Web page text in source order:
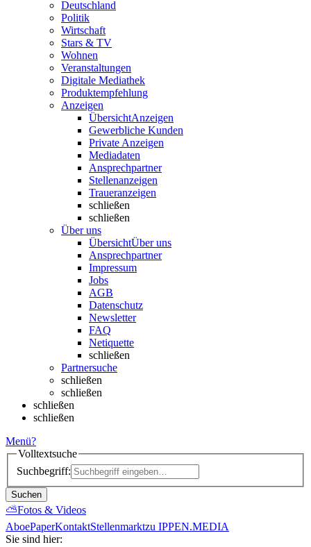
Deutschland
Politik
Wirtschaft
Stars & TV
Wohnen
Veranstaltungen
Digitale Mediathek
Produktempfehlung
Anzeigen
ÜbersichtAnzeigen
Gewerbliche Kunden
Private Anzeigen
Mediadaten
Ansprechpartner
Stellenanzeigen
Traueranzeigen
schließen
schließen
Über uns
ÜbersichtÜber uns
Ansprechpartner
Impressum
Jobs
AGB
Datenschutz
Newsletter
FAQ
Netiquette
schließen
Partnersuche
schließen
schließen
schließen
schließen
Menü?
Volltextsuche
Suchbegriff:
Suchen
⛅Fotos & Videos
AboePaperKontaktStellenmarktzu IPPEN.MEDIA
Sie sind hier: